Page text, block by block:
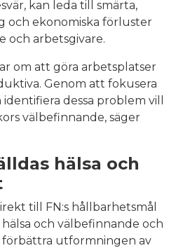
kan leda till smärta,
och ekonomiska förluster
och arbetsgivare.
om att göra arbetsplatser
Genom att fokusera
dessa problem vill
välbefinnande, säger
hälsa och
till FN:s hållbarhetsmål
och välbefinnande och
utformningen av